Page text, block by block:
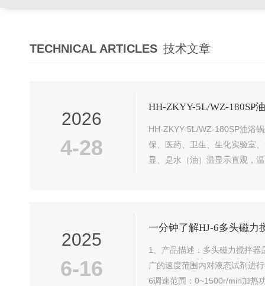
TECHNICAL ARTICLES 技术文章
2026
4-28
HH-ZKYY-5L/WZ-180SP
HH-ZKYY-5L/WZ-180SP油浴
保、医药、卫生、生化实验室
显、是水（油）温显示直观，
2025
6-16
一分钟了解HJ-6多头磁力
1、产品描述：多头磁力搅拌
广的速度范围内对液态试剂进
6调速范围：0~1500r/min加热